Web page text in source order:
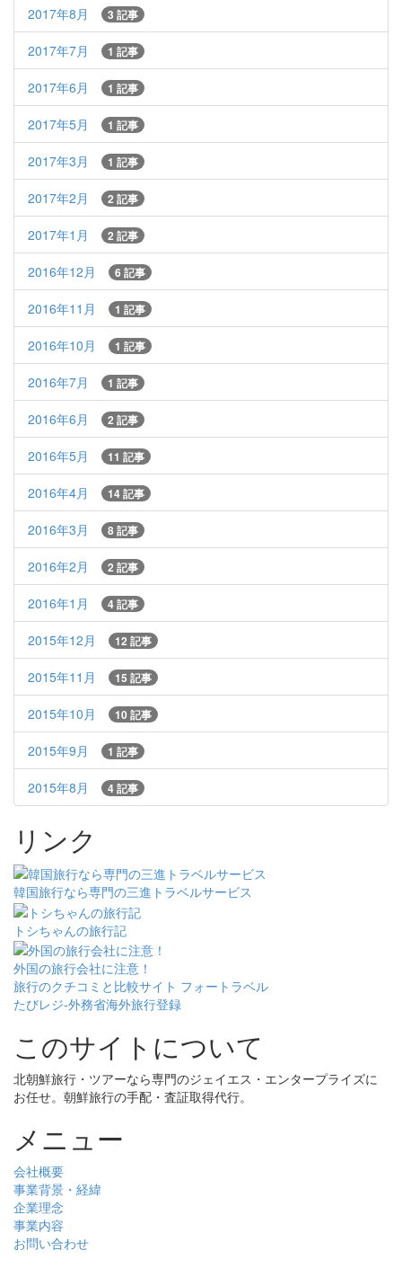
2017年8月 3 記事
2017年7月 1 記事
2017年6月 1 記事
2017年5月 1 記事
2017年3月 1 記事
2017年2月 2 記事
2017年1月 2 記事
2016年12月 6 記事
2016年11月 1 記事
2016年10月 1 記事
2016年7月 1 記事
2016年6月 2 記事
2016年5月 11 記事
2016年4月 14 記事
2016年3月 8 記事
2016年2月 2 記事
2016年1月 4 記事
2015年12月 12 記事
2015年11月 15 記事
2015年10月 10 記事
2015年9月 1 記事
2015年8月 4 記事
リンク
韓国旅行なら専門の三進トラベルサービス
トシちゃんの旅行記
外国の旅行会社に注意！
旅行のクチコミと比較サイト フォートラベル
たびレジ-外務省海外旅行登録
このサイトについて
北朝鮮旅行・ツアーなら専門のジェイエス・エンタープライズに
お任せ。朝鮮旅行の手配・査証取得代行。
メニュー
会社概要
事業背景・経緯
企業理念
事業内容
お問い合わせ